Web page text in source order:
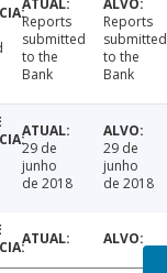
Reports
submitted
to the
Bank
Reports
submitted
to the
Bank
29 de
junho
de 2018
29 de
junho
de 2018